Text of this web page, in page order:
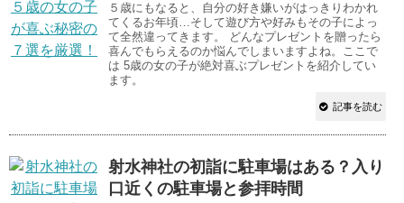
５歳にもなると、自分の好き嫌いがはっきりわかれ
てくるお年頃…そして遊び方や好みもその子によっ
て全然違ってきます。 どんなプレゼントを贈ったら
喜んでもらえるのか悩んでしまいますよね。ここで
は 5歳の女の子が絶対喜ぶプレゼントを紹介してい
ます。
記事を読む
射水神社の初詣に駐車場はある？入り
口近くの駐車場と参拝時間